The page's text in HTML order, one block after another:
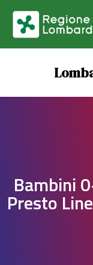
Bambini
Presto